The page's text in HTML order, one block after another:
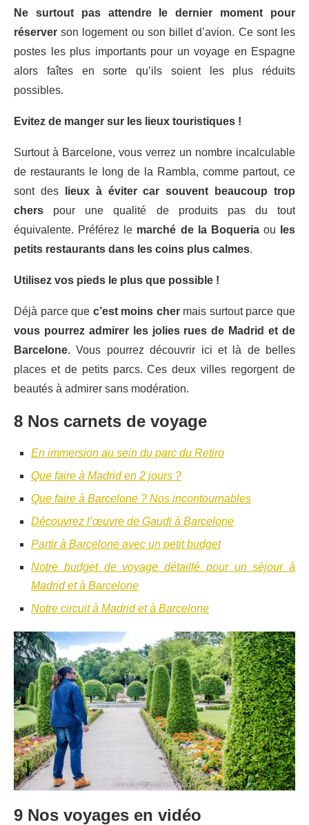
Ne surtout pas attendre le dernier moment pour
réserver son logement ou son billet d’avion. Ce sont les
postes les plus importants pour un voyage en Espagne
alors faîtes en sorte qu’ils soient les plus réduits
possibles.
Evitez de manger sur les lieux touristiques !
Surtout à Barcelone, vous verrez un nombre incalculable
de restaurants le long de la Rambla, comme partout, ce
sont des
lieux à éviter car souvent beaucoup trop
chers pour une qualité de produits pas du tout
équivalente. Préférez le marché de la Boqueriaou
les
petits restaurants dans les coins plus calmes.
Utilisez vos pieds le plus que possible !
Déjà parce que c’est moins chermais surtout parce que
vous pourrez admirer les jolies rues de Madrid et de
Barcelone. Vous pourrez découvrir ici et là de belles
places et de petits parcs. Ces deux villes regorgent de
beautés à admirer sans modération.
8 Nos carnets de voyage
En immersion au sein du parc du Retiro
Que faire à Madrid en 2 jours ?
Que faire à Barcelone ? Nos incontournables
Découvrez l’œuvre de Gaudi à Barcelone
Partir à Barcelone avec un petit budget
Notre budget de voyage détaillé pour un séjour à
Madrid et à Barcelone
Notre circuit à Madrid et à Barcelone
9 Nos voyages en vidéo